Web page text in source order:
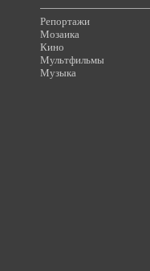
Репортажи
Мозаика
Кино
Мультфильмы
Музыка